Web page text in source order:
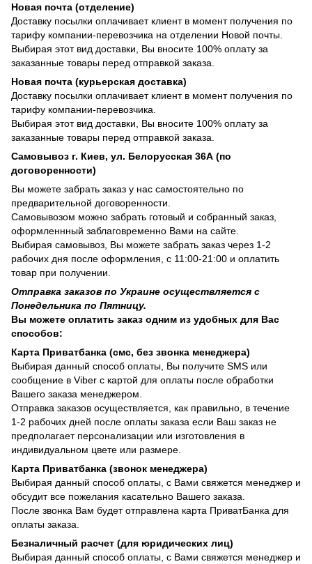
Новая почта (отделение)
Доставку посылки оплачивает клиент в момент получения по
тарифу компании-перевозчика на отделении Новой почты.
Выбирая этот вид доставки, Вы вносите 100% оплату за
заказанные товары перед отправкой заказа.
Новая почта (курьерская доставка)
Доставку посылки оплачивает клиент в момент получения по
тарифу компании-перевозчика.
Выбирая этот вид доставки, Вы вносите 100% оплату за
заказанные товары перед отправкой заказа.
Самовывоз г. Киев, ул. Белорусская 36А (по
договоренности)
Вы можете забрать заказ у нас самостоятельно по
предварительной договоренности.
Самовывозом можно забрать готовый и собранный заказ,
оформленнный заблаговременно Вами на сайте.
Выбирая самовывоз, Вы можете забрать заказ через 1-2
рабочих дня после оформления, с 11:00-21:00 и оплатить
товар при получении.
Отправка заказов по Украине осуществляется с
Понедельника по Пятницу.
Вы можете оплатить заказ одним из удобных для Вас
способов:
Карта Приватбанка (смс, без звонка менеджера)
Выбирая данный способ оплаты, Вы получите SMS или
сообщение в Viber с картой для оплаты после обработки
Вашего заказа менеджером.
Отправка заказов осуществляется, как правильно, в течение
1-2 рабочих дней после оплаты заказа если Ваш заказ не
предполагает персонализации или изготовления в
индивидуальном цвете или размере.
Карта Приватбанка (звонок менеджера)
Выбирая данный способ оплаты, с Вами свяжется менеджер и
обсудит все пожелания касательно Вашего заказа.
После звонка Вам будет отправлена карта ПриватБанка для
оплаты заказа.
Безналичный расчет (для юридических лиц)
Выбирая данный способ оплаты, с Вами свяжется менеджер и